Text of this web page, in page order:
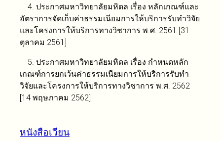
4. ประกาศมหาวิทยาลัยมหิดล เรื่อง หลักเกณฑ์และ
อัตราการจัดเก็บค่าธรรมเนียมการให้บริการรับทำวิจัย
และโครงการให้บริการทางวิชาการ พ.ศ. 2561 [31
ตุลาคม 2561]
5. ประกาศมหาวิทยาลัยมหิดล เรื่อง กำหนดหลัก
เกณฑ์การยกเว้นค่าธรรมเนียมการให้บริการรับทำ
วิจัยและโครงการให้บริการทางวิชาการ พ.ศ. 2562
[14 พฤษภาคม 2562]
หนังสือเวียน